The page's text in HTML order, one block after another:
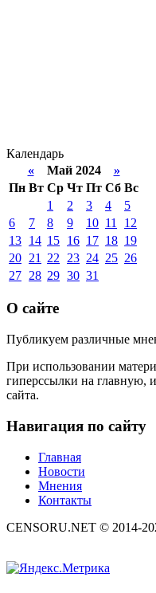
Календарь
«Май 2024 »
Пн Вт Ср Чт Пт Сб Вс
1
2 3 4
5
6
7 8 9 10 11
12
13 14 15 16 17 18 19
20 21 22 23 24 25 26
27 28 29 30 31
О сайте
Публикуем различные
При использовании
гиперссылки на главную,
сайта.
Навигация по сайту
Главная
Новости
Мнения
Контакты
CENSORU.NET © 2014-